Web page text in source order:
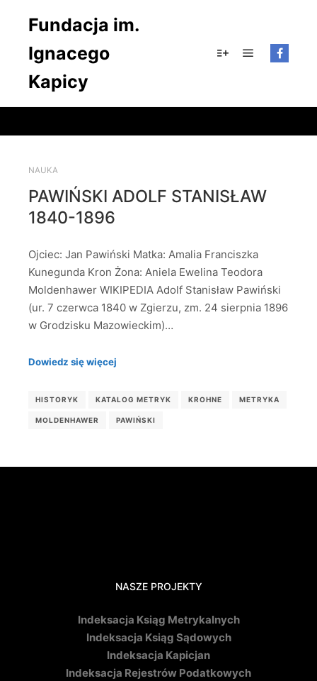
Fundacja im.
Ignacego
Kapicy
NAUKA
PAWIŃSKI ADOLF STANISŁAW
1840-1896
Ojciec: Jan Pawiński Matka: Amalia Franciszka
Kunegunda Kron Żona: Aniela Ewelina Teodora
Moldenhawer WIKIPEDIA Adolf Stanisław Pawiński
(ur. 7 czerwca 1840 w Zgierzu, zm. 24 sierpnia 1896
w Grodzisku Mazowieckim)…
Dowiedz się więcej
HISTORYK KATALOG METRYK KROHNE METRYKA
MOLDENHAWER PAWIŃSKI
NASZE PROJEKTY
Indeksacja Ksiąg Metrykalnych
Indeksacja Ksiąg Sądowych
Indeksacja Kapicjan
Indeksacja Rejestrów Podatkowych